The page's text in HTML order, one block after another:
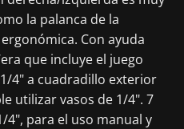
la palanca de la
Con ayuda
que incluye el juego
4" a cuadradillo exterior
utilizar vasos de 1/4". 7
4", para el uso manual y